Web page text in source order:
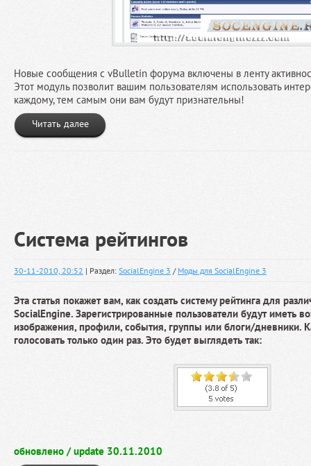
Новые сообщения с vBulletin форума включены в ленту
Этот модуль позволит вашим пользователям использовать
каждому, тем самым они вам будут признательны!
Читать далее
Система рейтингов
30-11-2010, 20:52 | Раздел: SocialEngine 3 / Моды для SocialEngine 3
Эта статья покажет вам, как создать систему рейтинга для
SocialEngine. Зарегистрированные пользователи будут иметь
изображения, профили, события, группы или блоги/дневники.
голосовать только один раз. Это будет выглядеть так:
обновлено / update 30.11.2010